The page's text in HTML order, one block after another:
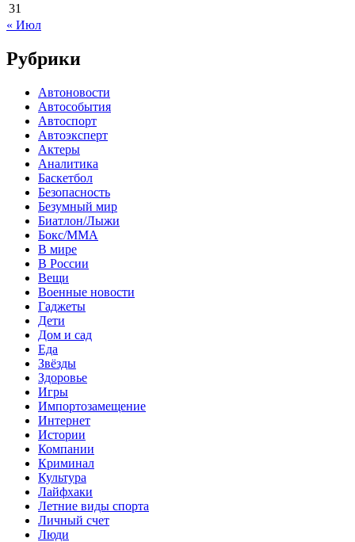
31
« Июл
Рубрики
Автоновости
Автособытия
Автоспорт
Автоэксперт
Актеры
Аналитика
Баскетбол
Безопасность
Безумный мир
Биатлон/Лыжи
Бокс/MMA
В мире
В России
Вещи
Военные новости
Гаджеты
Дети
Дом и сад
Еда
Звёзды
Здоровье
Игры
Импортозамещение
Интернет
Истории
Компании
Криминал
Культура
Лайфхаки
Летние виды спорта
Личный счет
Люди